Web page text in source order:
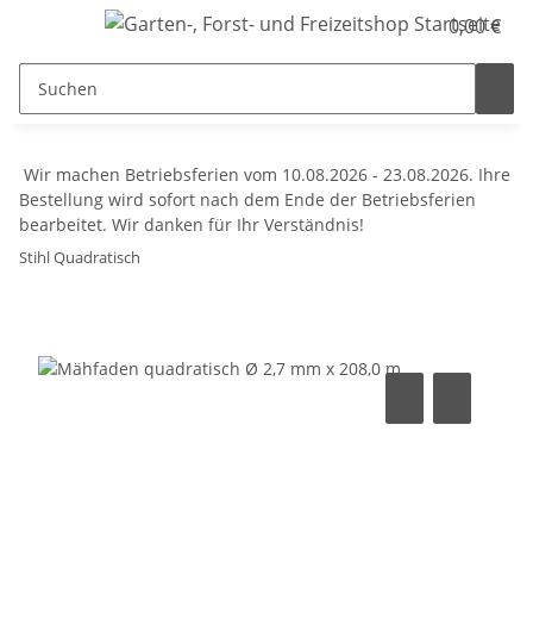
0,00 €
Wir machen Betriebsferien vom 10.08.2026 - 23.08.2026. Ihre
Bestellung wird sofort nach dem Ende der Betriebsferien
bearbeitet. Wir danken für Ihr Verständnis!
Stihl Quadratisch